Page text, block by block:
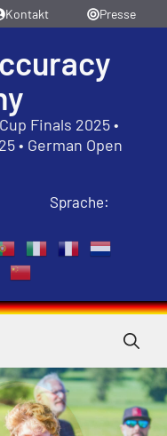
Kontakt Presse
Finals 2025 •
• German Open
Sprache: